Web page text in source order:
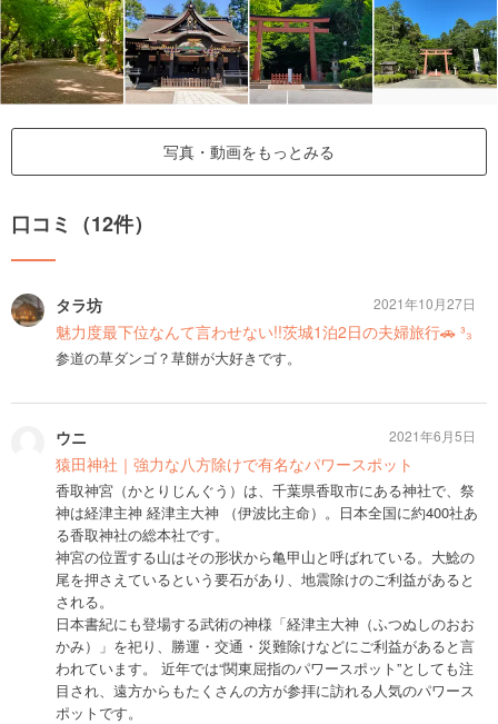
写真・動画をもっとみる
口コミ（12件）
タラ坊
魅力度最下位なんて言わせない!!茨城1泊2日の夫婦旅行🚗 ³₃
参道の草ダンゴ？草餅が大好きです。
2021年10月27日
ウニ
猿田神社｜強力な八方除けで有名なパワースポット
香取神宮（かとりじんぐう）は、千葉県香取市にある神社で、祭
神は経津主神 経津主大神 （伊波比主命）。日本全国に約400社あ
る香取神社の総本社です。
神宮の位置する山はその形状から亀甲山と呼ばれている。大鯰の
尾を押さえているという要石があり、地震除けのご利益があると
される。
日本書紀にも登場する武術の神様「経津主大神（ふつぬしのおお
かみ）」を祀り、勝運・交通・災難除けなどにご利益があると言
われています。 近年では“関東屈指のパワースポット”としても注
目され、遠方からもたくさんの方が参拝に訪れる人気のパワース
ポットです。
2021年6月5日